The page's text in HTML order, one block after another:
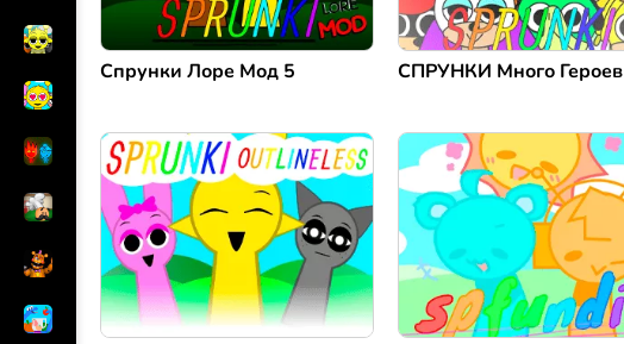
Спрунки Лоре Мод 5 СПРУНКИ Много Героев